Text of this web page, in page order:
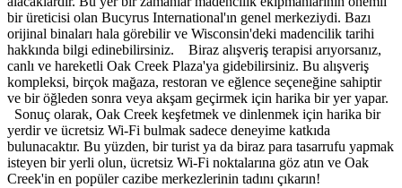
bir üreticisi olan Bucyrus International'ın genel merkeziydi. Bazı
orijinal binaları hala görebilir ve Wisconsin'deki madencilik tarihi
hakkında bilgi edinebilirsiniz. Biraz alışveriş terapisi arıyorsanız,
canlı ve hareketli Oak Creek Plaza'ya gidebilirsiniz. Bu alışveriş
kompleksi, birçok mağaza, restoran ve eğlence seçeneğine sahiptir
ve bir öğleden sonra veya akşam geçirmek için harika bir yer yapar.
Sonuç olarak, Oak Creek keşfetmek ve dinlenmek için harika bir
yerdir ve ücretsiz Wi-Fi bulmak sadece deneyime katkıda
bulunacaktır. Bu yüzden, bir turist ya da biraz para tasarrufu yapmak
isteyen bir yerli olun, ücretsiz Wi-Fi noktalarına göz atın ve Oak
Creek'in en popüler cazibe merkezlerinin tadını çıkarın!